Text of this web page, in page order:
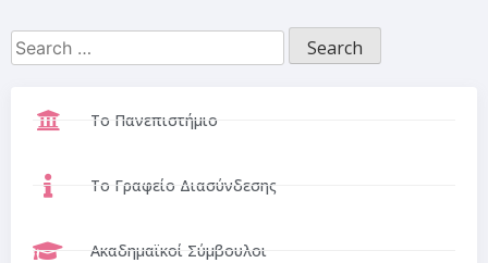
Το Πανεπιστήμιο
Το Γραφείο Διασύνδεσης
Ακαδημαϊκοί Σύμβουλοι